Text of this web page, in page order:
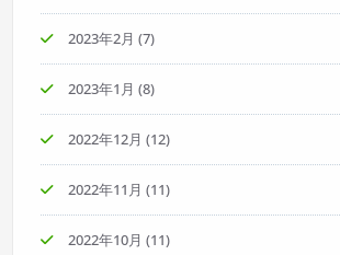
2023年2月 (7)
2023年1月 (8)
2022年12月 (12)
2022年11月 (11)
2022年10月 (11)